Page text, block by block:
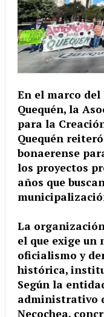
En el marco del
Quequén, la
para la
Quequén
bonaerense
los proyectos
años que
La
el que exige un
oficialismo y
histórica,
Según la
administrativo
Necochea,